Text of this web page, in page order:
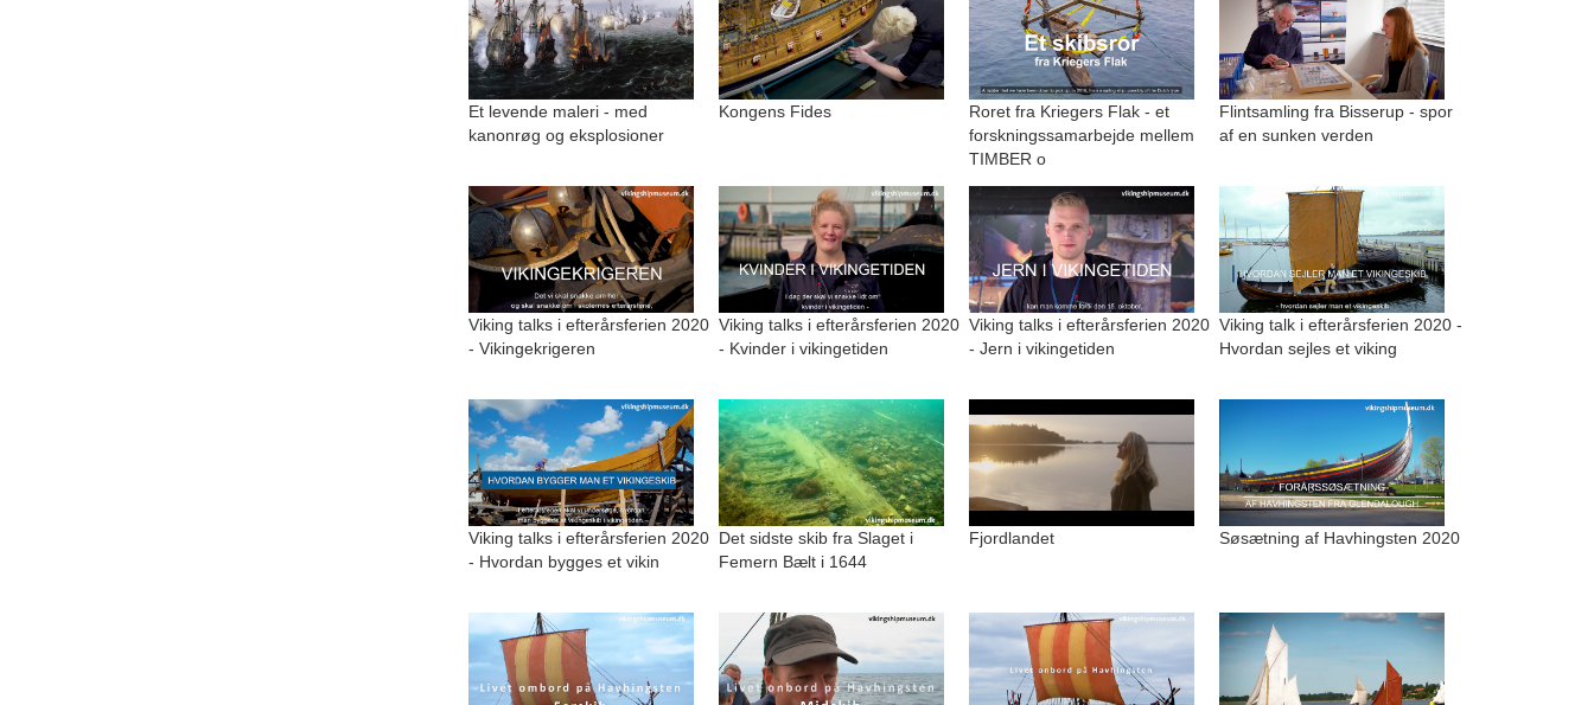
Et levende maleri - med
kanonrøg og eksplosioner
Kongens Fides
Roret fra Kriegers Flak - et
forskningssamarbejde mellem
TIMBER o
Flintsamling fra Bisserup - spor
af en sunken verden
Viking talks i efterårsferien 2020
- Vikingekrigeren
Viking talks i efterårsferien 2020
- Kvinder i vikingetiden
Viking talks i efterårsferien 2020
- Jern i vikingetiden
Viking talk i efterårsferien 2020 -
Hvordan sejles et viking
Viking talks i efterårsferien 2020
- Hvordan bygges et vikin
Det sidste skib fra Slaget i
Femern Bælt i 1644
Fjordlandet Søsætning af Havhingsten 2020